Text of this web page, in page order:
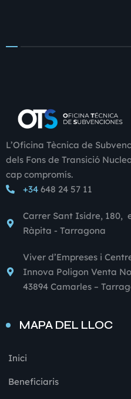
L’Oficina Tècnica de
dels Fons de Transició
cap compromís.
+34648 24 57 11
Carrer Sant Isidre, 180,
Ràpita - Tarragona
Viver d’Empreses i
Innova Poligon Venta
43894 Camarles –
MAPA DEL LLOC
Inici
Beneficiaris